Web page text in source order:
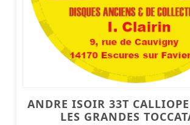
ANDRE ISOIR 33T
LES GRANDES